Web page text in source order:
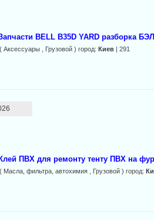
BELL B35D YARD разборка
( Аксессуары , Грузовой ) город: Киев| 291
Клей ПВХ для ремонту тенту ПВХ на
( Масла, фильтра, автохимия , Грузовой ) город: